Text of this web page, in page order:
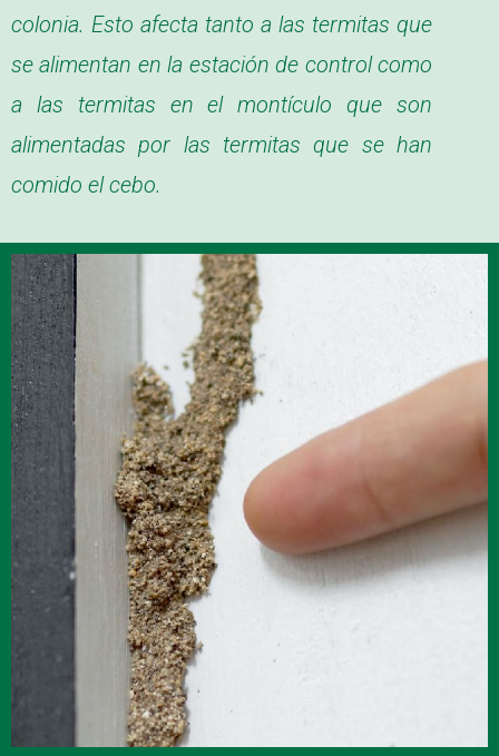
colonia. Esto afecta tanto a las termitas que
se alimentan en la estación de control como
a las termitas en el montículo que son
alimentadas por las termitas que se han
comido el cebo.